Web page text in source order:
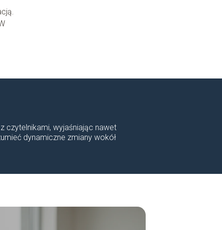
czytelnikami, wyjaśniając nawet
dynamiczne zmiany wokół